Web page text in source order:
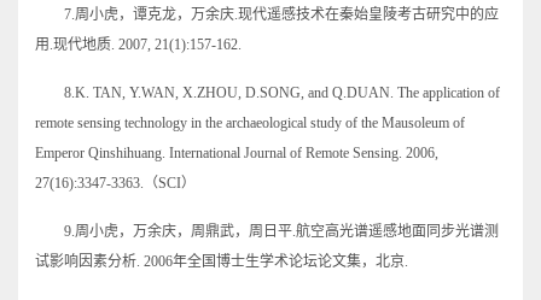
7.周小虎，谭克龙，万余庆.现代遥感技术在秦始皇陵考古研究中的应
用.现代地质. 2007, 21(1):157-162.
8.K. TAN, Y.WAN, X.ZHOU, D.SONG, and Q.DUAN. The application of
remote sensing technology in the archaeological study of the Mausoleum of
Emperor Qinshihuang. International Journal of Remote Sensing. 2006,
27(16):3347-3363.（SCI）
9.周小虎，万余庆，周鼎武，周日平.航空高光谱遥感地面同步光谱测
试影响因素分析. 2006年全国博士生学术论坛论文集，北京.